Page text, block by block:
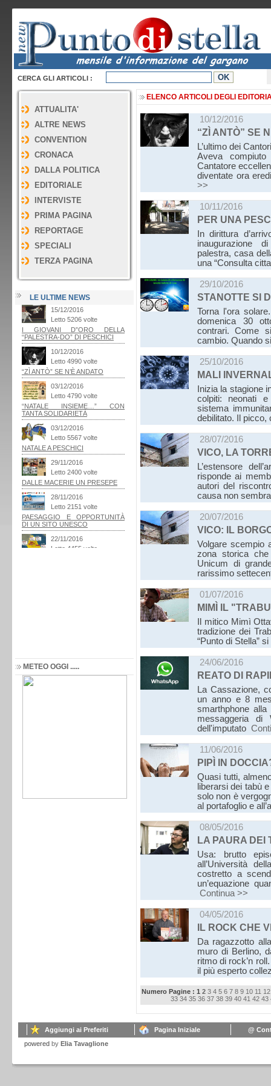
CERCA GLI ARTICOLI :
ATTUALITA'
ALTRE NEWS
CONVENTION
CRONACA
DALLA POLITICA
EDITORIALE
INTERVISTE
PRIMA PAGINA
REPORTAGE
SPECIALI
TERZA PAGINA
LE ULTIME NEWS
METEO OGGI .....
ELENCO ARTICOLI DEGLI
10/12/2016
“ZÌ ANTÒ” SE
L’ultimo dei
Aveva
Cantatore
diventate ora
>>
10/11/2016
PER UNA
In dirittura
inaugurazione
palestra, casa
una “Consulta
29/10/2016
STANOTTE SI
Torna l'ora
domenica 30
contrari. Come
cambio. Quando
25/10/2016
MALI
Inizia la stagione
colpiti: neonati
sistema
debilitato. Il
28/07/2016
VICO, LA
L’estensore
risponde ai
autori del
causa non
20/07/2016
VICO: IL
Volgare scempio
zona storica
Unicum di
rarissimo
01/07/2016
MIMÌ IL
Il mitico Mimì
tradizione dei
“Punto di Stella”
24/06/2016
REATO DI
La Cassazione,
un anno e 8
smarthphone
messaggeria
dell'imputato
11/06/2016
PIPÌ IN
Quasi tutti,
liberarsi dei tabù
solo non è
al portafoglio e
08/05/2016
LA PAURA DEI
Usa: brutto
all’Università
costretto a
un’equazione
Continua >>
04/05/2016
IL ROCK CHE
Da ragazzotto
muro di Berlino,
ritmo di rock’n
il più esperto
Numero Pagine : 1 2 3 4 5 6 7 8 9 10 11 12
33 34 35 36 37 38 39 40 41 42 43
Aggiungi ai Preferiti Pagina Iniziale
@
powered by Elia Tavaglione